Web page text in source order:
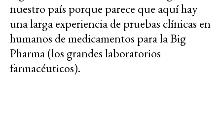
nuestro país porque parece que aquí hay
una larga experiencia de pruebas clínicas en
humanos de medicamentos para la Big
Pharma (los grandes laboratorios
farmacéuticos).